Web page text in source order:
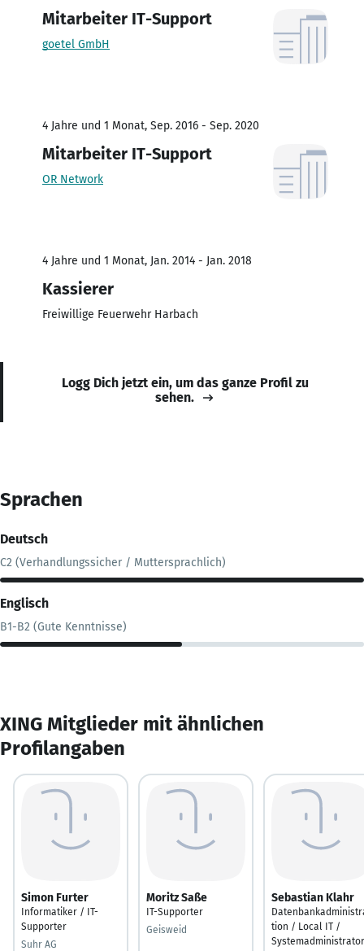
Mitarbeiter IT-Support
goetel GmbH
4 Jahre und 1 Monat, Sep. 2016 - Sep. 2020
Mitarbeiter IT-Support
OR Network
4 Jahre und 1 Monat, Jan. 2014 - Jan. 2018
Kassierer
Freiwillige Feuerwehr Harbach
Logg Dich jetzt ein, um das ganze Profil zu
sehen.
Sprachen
Deutsch
C2 (Verhandlungssicher / Muttersprachlich)
Englisch
B1-B2 (Gute Kenntnisse)
XING Mitglieder mit ähnlichen
Profilangaben
Simon Furter
Informatiker / IT-
Supporter
Suhr AG
Moritz Saße
IT-Supporter
Geisweid
Sebastian Klahr
tion / Local IT /
Systemadministrator